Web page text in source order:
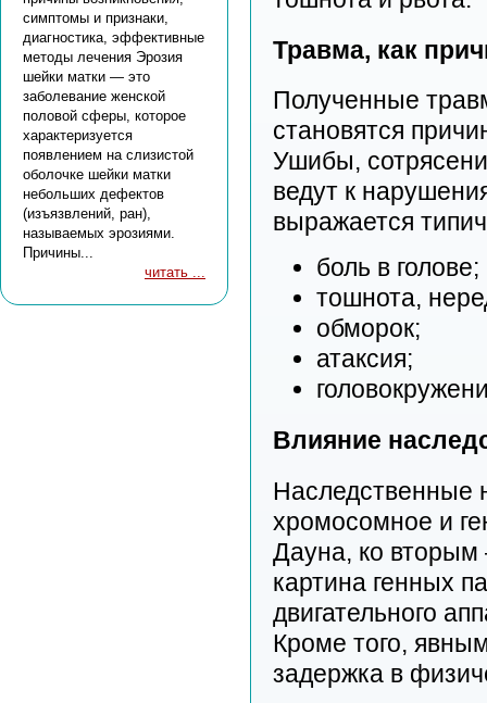
симптомы и признаки,
диагностика, эффективные
методы лечения Эрозия
шейки матки — это
заболевание женской
половой сферы, которое
характеризуется
появлением на слизистой
оболочке шейки матки
небольших дефектов
(изъязвлений, ран),
называемых эрозиями.
Причины...
читать ...
Травма, как
Полученные
становятся
Ушибы,
ведут к
выражается
боль в голове;
тошнота,
обморок;
атаксия;
Влияние
Наследственные
хромосомное и
Дауна, ко вторым
картина генных
двигательного
Кроме того,
задержка в